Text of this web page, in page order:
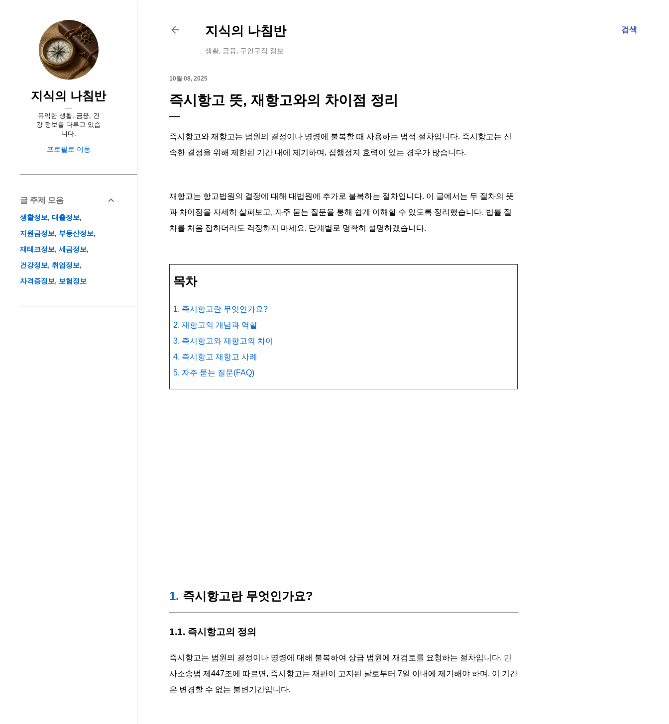
검색
지식의 나침반
생활, 금융, 구인구직 정보
10월 08, 2025
즉시항고 뜻, 재항고와의 차이점 정리
즉시항고와 재항고는 법원의 결정이나 명령에 불복할 때 사용하는 법적 절차입니다. 즉시항고는 신
속한 결정을 위해 제한된 기간 내에 제기하며, 집행정지 효력이 있는 경우가 많습니다.
재항고는 항고법원의 결정에 대해 대법원에 추가로 불복하는 절차입니다. 이 글에서는 두 절차의 뜻
과 차이점을 자세히 살펴보고, 자주 묻는 질문을 통해 쉽게 이해할 수 있도록 정리했습니다. 법률 절
차를 처음 접하더라도 걱정하지 마세요. 단계별로 명확히 설명하겠습니다.
목차
1. 즉시항고란 무엇인가요?
2. 재항고의 개념과 역할
3. 즉시항고와 재항고의 차이
4. 즉시항고 재항고 사례
5. 자주 묻는 질문(FAQ)
1. 즉시항고란 무엇인가요?
1.1. 즉시항고의 정의
즉시항고는 법원의 결정이나 명령에 대해 불복하여 상급 법원에 재검토를 요청하는 절차입니다. 민
사소송법 제447조에 따르면, 즉시항고는 재판이 고지된 날로부터 7일 이내에 제기해야 하며, 이 기간
은 변경할 수 없는 불변기간입니다.
지식의 나침반
유익한 생활, 금융, 건
강 정보를 다루고 있습
니다.
프로필로 이동
글 주제 모음
생활정보
대출정보
지원금정보
부동산정보
재테크정보
세금정보
건강정보
취업정보
자격증정보
보험정보